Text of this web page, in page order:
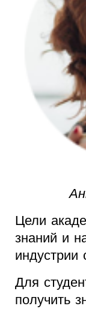
Цели
знаний и
индустрии
Для
получить